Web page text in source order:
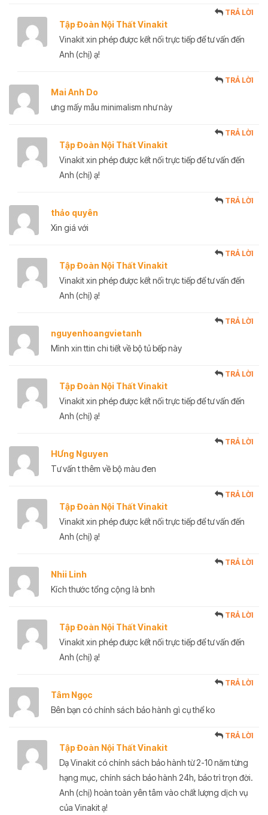
Tập Đoàn Nội Thất Vinakit
TRẢ LỜI
Vinakit xin phép được kết nối trực tiếp để tư vấn đến
Anh (chị) ạ!
Mai Anh Do
TRẢ LỜI
ưng mấy mẫu minimalism như này
Tập Đoàn Nội Thất Vinakit
TRẢ LỜI
Vinakit xin phép được kết nối trực tiếp để tư vấn đến
Anh (chị) ạ!
thảo quyên
TRẢ LỜI
Xin giá với
Tập Đoàn Nội Thất Vinakit
TRẢ LỜI
Vinakit xin phép được kết nối trực tiếp để tư vấn đến
Anh (chị) ạ!
nguyenhoangvietanh
TRẢ LỜI
Mình xin ttin chi tiết về bộ tủ bếp này
Tập Đoàn Nội Thất Vinakit
TRẢ LỜI
Vinakit xin phép được kết nối trực tiếp để tư vấn đến
Anh (chị) ạ!
HƯng Nguyen
TRẢ LỜI
Tư vấn t thêm về bộ màu đen
Tập Đoàn Nội Thất Vinakit
TRẢ LỜI
Vinakit xin phép được kết nối trực tiếp để tư vấn đến
Anh (chị) ạ!
Nhii Linh
TRẢ LỜI
Kích thước tổng cộng là bnh
Tập Đoàn Nội Thất Vinakit
TRẢ LỜI
Vinakit xin phép được kết nối trực tiếp để tư vấn đến
Anh (chị) ạ!
Tâm Ngọc
TRẢ LỜI
Bên bạn có chính sách bảo hành gì cụ thể ko
Tập Đoàn Nội Thất Vinakit
TRẢ LỜI
Dạ Vinakit có chính sách bảo hành từ 2-10 năm từng
hạng mục, chính sách bảo hành 24h, bảo trì trọn đời.
Anh (chị) hoàn toàn yên tâm vào chất lượng dịch vụ
của Vinakit ạ!